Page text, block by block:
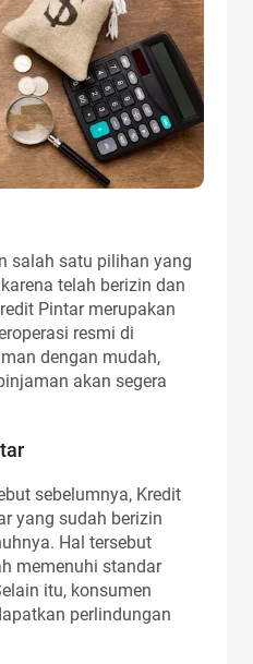
salah satu pilihan yang
telah berizin dan
Pintar merupakan
resmi di
dengan mudah,
akan segera
sebelumnya, Kredit
yang sudah berizin
Hal tersebut
memenuhi standar
itu, konsumen
perlindungan